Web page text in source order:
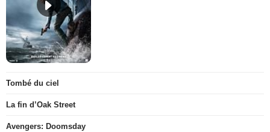
Tombé du ciel
La fin d’Oak Street
Avengers: Doomsday